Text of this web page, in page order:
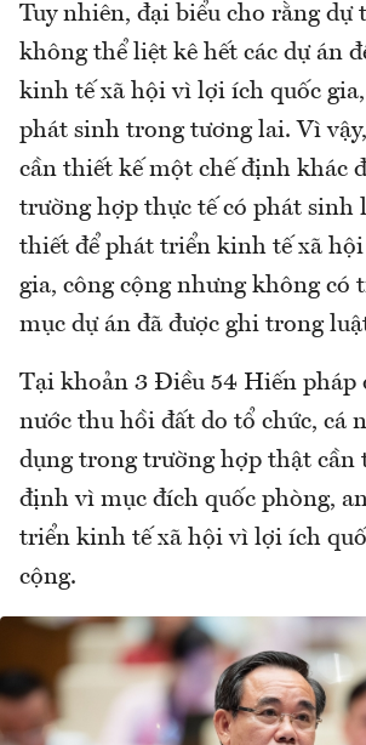
Tuy nhiên, đại biểu cho rằng dự
không thể liệt kê hết các dự án
kinh tế xã hội vì lợi ích quốc gia,
phát sinh trong tương lai. Vì
cần thiết kế một chế định khác
trường hợp thực tế có phát sinh
thiết để phát triển kinh tế xã
gia, công cộng nhưng không có
mục dự án đã được ghi trong
Tại khoản 3 Điều 54 Hiến pháp
nước thu hồi đất do tổ chức, cá
dụng trong trường hợp thật cần
định vì mục đích quốc phòng,
triển kinh tế xã hội vì lợi ích
cộng.